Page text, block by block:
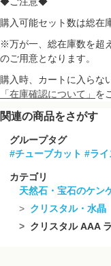
購入可能セット数は総在
※万が一、総在庫数を超
のご用意となります。
購入時、カートに入らな
「在庫確認について」 を
関連の商品をさがす
グループタグ
#チューブカット #ライ
カテゴリ
天然石・宝石のケン
クリスタル・水晶
クリスタル AAA